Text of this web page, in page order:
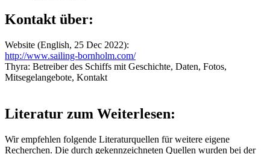
Kontakt über:
Website (English, 25 Dec 2022):
http://www.sailing-bornholm.com/
Thyra: Betreiber des Schiffs mit Geschichte, Daten, Fotos,
Mitsegelangebote, Kontakt
Literatur zum Weiterlesen:
Wir empfehlen folgende Literaturquellen für weitere eigene
Recherchen. Die durch gekennzeichneten Quellen wurden bei der